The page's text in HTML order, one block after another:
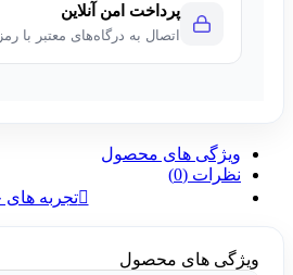
پرداخت امن آنلاین
اتصال به درگاه‌های معتبر با
ویژگی های محصول
نظرات (0)
تجربه های
ویژگی های محصول